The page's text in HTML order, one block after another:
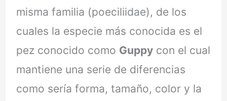
misma familia (poeciliidae), de los
cuales la especie más conocida es el
pez conocido como Guppy con el cual
mantiene una serie de diferencias
como sería forma, tamaño, color y la